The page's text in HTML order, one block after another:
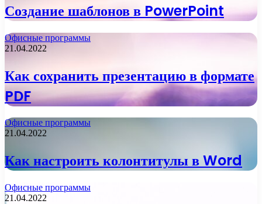
Создание шаблонов в PowerPoint
Офисные программы
21.04.2022
Как сохранить презентацию в формате
PDF
Офисные программы
21.04.2022
Как настроить колонтитулы в Word
Офисные программы
21.04.2022